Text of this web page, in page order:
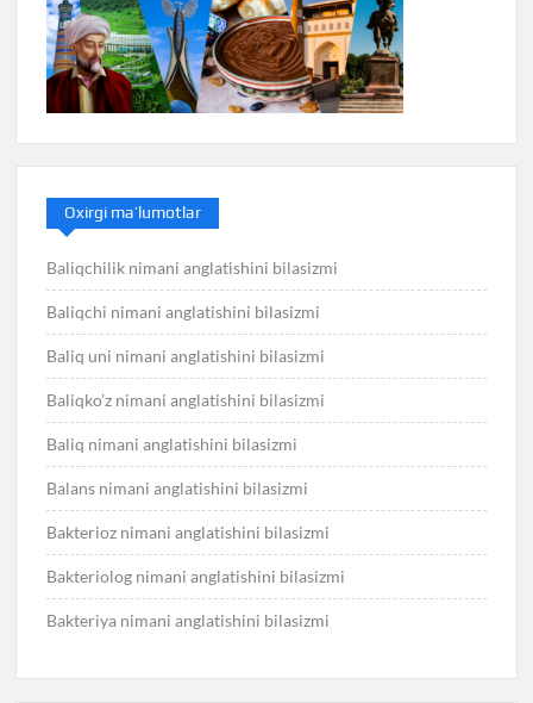
Oxirgi ma’lumotlar
Baliqchilik nimani anglatishini bilasizmi
Baliqchi nimani anglatishini bilasizmi
Baliq uni nimani anglatishini bilasizmi
Baliqko’z nimani anglatishini bilasizmi
Baliq nimani anglatishini bilasizmi
Balans nimani anglatishini bilasizmi
Bakterioz nimani anglatishini bilasizmi
Bakteriolog nimani anglatishini bilasizmi
Bakteriya nimani anglatishini bilasizmi